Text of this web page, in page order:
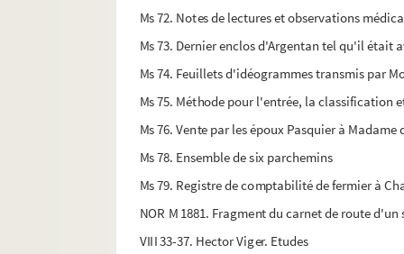
Ms 72. Notes de lectures et observations
Ms 73. Dernier enclos d'Argentan tel qu'il
Ms 74. Feuillets d'idéogrammes transmis par
Ms 75. Méthode pour l'entrée, la classification
Ms 76. Vente par les époux Pasquier à Madame
Ms 78. Ensemble de six parchemins
Ms 79. Registre de comptabilité de fermier à
NOR M 1881. Fragment du carnet de route
VIII 33-37. Hector Viger. Etudes